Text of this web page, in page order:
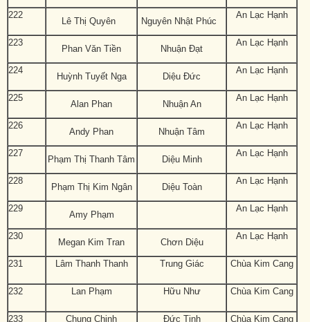
222
Lê Thị Quyên Nguyên Nhật Phúc
An Lạc Hạnh
223
Phan Văn Tiền Nhuận Đạt
An Lạc Hạnh
224
Huỳnh Tuyết Nga Diệu Đức
An Lạc Hạnh
225
Alan Phan Nhuận An
An Lạc Hạnh
226
Andy Phan Nhuận Tâm
An Lạc Hạnh
227
Phạm Thị Thanh Tâm Diệu Minh
An Lạc Hạnh
228
Phạm Thị Kim Ngân Diệu Toàn
An Lạc Hạnh
229
Amy Phạm
An Lạc Hạnh
230
Megan Kim Tran Chơn Diệu
An Lạc Hạnh
231 Lâm Thanh Thanh Trung Giác Chùa Kim Cang
232 Lan Phạm Hữu Như Chùa Kim Cang
233 Chung Chinh Đức Tịnh Chùa Kim Cang